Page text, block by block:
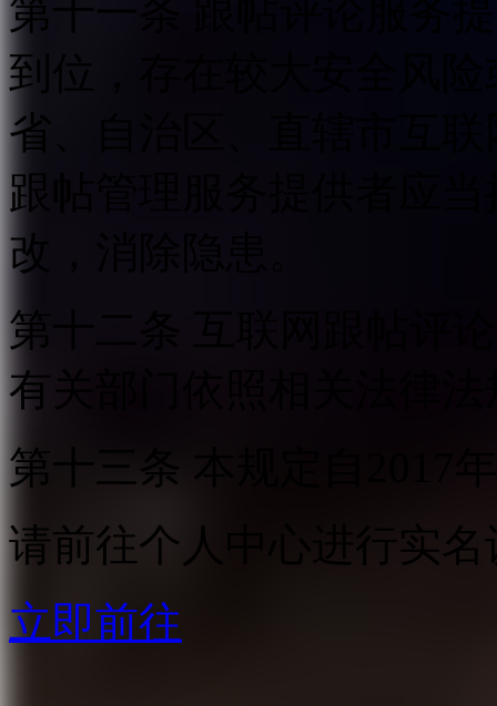
第十一条 跟帖评论服务
到位，存在较大安全风
省、自治区、直辖市互
跟帖管理服务提供者应
改，消除隐患。
第十二条 互联网跟帖评
有关部门依照相关法律
第十三条 本规定自2017
请前往个人中心进行实名
立即前往